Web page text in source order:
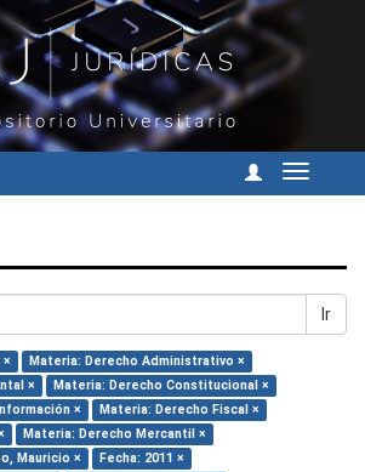
Cambiar
Ir
Materia: Derecho Administrativo ×
×
Materia: Derecho Constitucional ×
×
Materia: Derecho Fiscal ×
Materia: Derecho Mercantil ×
Mauricio ×
Fecha: 2011 ×